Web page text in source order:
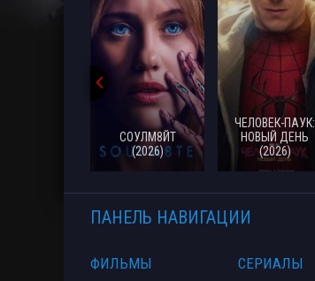
СОУЛМ8ЙТ
(2026)
ЧЕЛОВЕК-ПАУК:
НОВЫЙ ДЕНЬ
(2026)
ПАНЕЛЬ НАВИГАЦИИ
ФИЛЬМЫ СЕРИАЛЫ